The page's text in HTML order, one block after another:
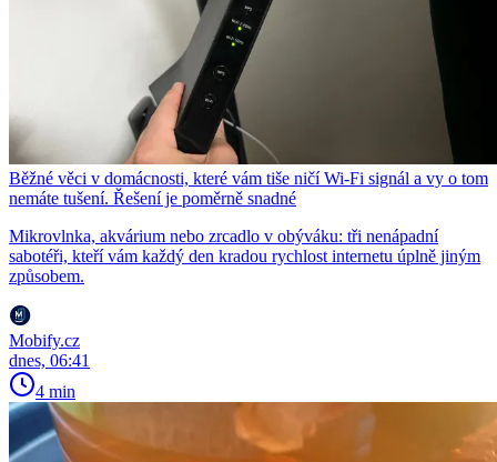
Běžné věci v domácnosti, které vám tiše ničí Wi-Fi signál a vy o tom
nemáte tušení. Řešení je poměrně snadné
Mikrovlnka, akvárium nebo zrcadlo v obýváku: tři nenápadní
sabotéři, kteří vám každý den kradou rychlost internetu úplně jiným
způsobem.
Mobify.cz
dnes, 06:41
4 min